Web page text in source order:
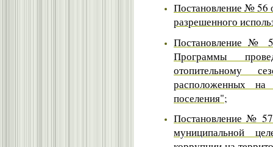
Постановление № 56
разрешенного
Постановление №
Программы
отопительному
расположенных на
поселения";
Постановление №
муниципальной